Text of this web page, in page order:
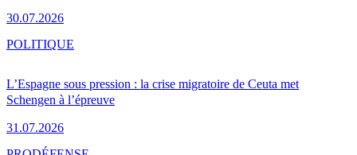
30.07.2026
L’Espagne sous pression : la crise migratoire de Ceuta met
Schengen à l’épreuve
31.07.2026
POLITIQUE